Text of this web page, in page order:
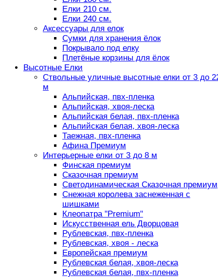
Елки 210 см.
Елки 240 см.
Аксессуары для елок
Сумки для хранения ёлок
Покрывало под елку
Плетёные корзины для ёлок
Высотные Елки
Ствольные уличные высотные елки от 3 до
м
Альпийская, пвх-пленка
Альпийская, хвоя-леска
Альпийская белая, пвх-пленка
Альпийская белая, хвоя-леска
Таежная, пвх-пленка
Афина Премиум
Интерьерные елки от 3 до 8 м
Финская премиум
Сказочная премиум
Светодинамическая Сказочная премиум
Снежная королева заснеженная с
шишками
Клеопатра "Premium"
Искусственная ель Дворцовая
Рублевская, пвх-пленка
Рублевская, хвоя - леска
Европейская премиум
Рублевская белая, хвоя-леска
Рублевская белая, пвх-пленка